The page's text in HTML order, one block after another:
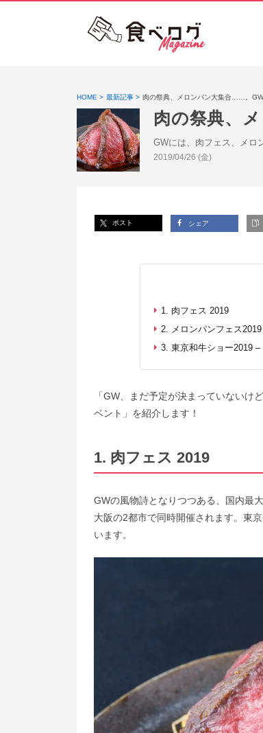
HOME 最新記事 肉の祭典、メロンパン大集合……。GW
肉の祭典、
GWには、肉フェス、メロ
投稿日:
2019/04/26 (金)
ポスト シェア
1. 肉フェス 2019
2. メロンパンフェス2019
3. 東京和牛ショー2019 –
「GW、まだ予定が決まっていないけ
ベント」を紹介します！
1. 肉フェス 2019
GWの風物詩となりつつある、国内最
大阪の2都市で同時開催されます。東
います。